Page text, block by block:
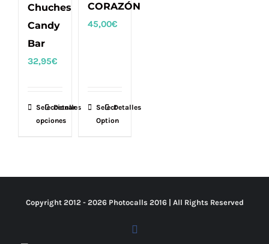
Chuches
Candy
Bar
32,95€
Seleccionar
opciones
Este
producto
variantes.
opciones
Detalles
CORAZÓN
45,00€
Select
Option
Detalles
Copyright 2012 - 2026 Photocalls 2016| All Rights Reserved